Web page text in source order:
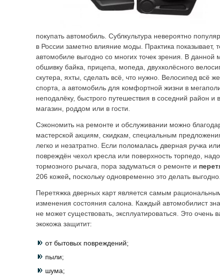
покупать автомобиль. Сублкультура невероятно
в России заметно влияние моды. Практика показывает,
автомобиле выгодно со многих точек зрения. В данной
обшивку байка, прицепа, мопеда, двухколёсного
скутера, яхты, сделать всё, что нужно. Велосипед всё
спорта, а автомобиль для комфортной жизни в
неподалёку, быстрого путешествия в соседний район и
магазин, роддом или в гости.
Сэкономить на ремонте и обслуживании можно
мастерской акциям, скидкам, специальным
легко и незатратно. Если поломалась дверная ручка
повреждён чехол кресла или поверхность торпедо,
тормозного рычага, пора задуматься о ремонте и
206 кожей, поскольку одновременно это делать
Перетяжка дверных карт является самым
изменения состояния салона. Каждый автомобилист
не может существовать, эксплуатироваться. Это очень
экокожа защитит:
от бытовых повреждений;
пыли;
шума;